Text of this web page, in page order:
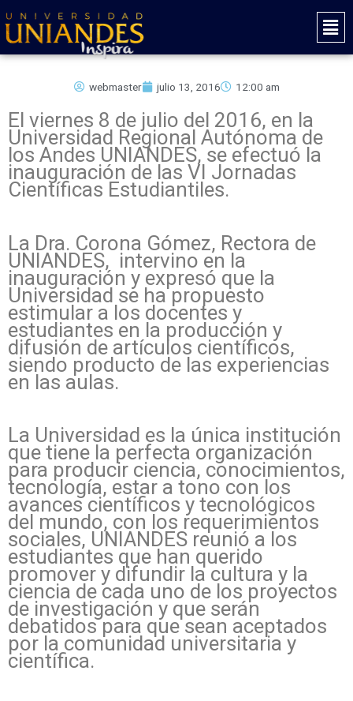
al
contenido
Main
webmaster julio 13, 2016 12:00 am
El viernes 8 de julio del 2016, en la
Universidad Regional Autónoma de
los Andes UNIANDES, se efectuó la
inauguración de las VI Jornadas
Científicas Estudiantiles.
La Dra. Corona Gómez, Rectora de
UNIANDES, intervino en la
inauguración y expresó que la
Universidad se ha propuesto
estimular a los docentes y
estudiantes en la producción y
difusión de artículos científicos,
siendo producto de las experiencias
en las aulas.
La Universidad es la única institución
que tiene la perfecta organización
para producir ciencia, conocimientos,
tecnología, estar a tono con los
avances científicos y tecnológicos
del mundo, con los requerimientos
sociales, UNIANDES reunió a los
estudiantes que han querido
promover y difundir la cultura y la
ciencia de cada uno de los proyectos
de investigación y que serán
debatidos para que sean aceptados
por la comunidad universitaria y
científica.